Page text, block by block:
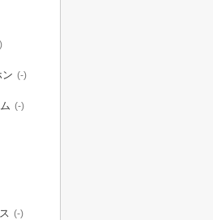
(-)
(-)
(-)